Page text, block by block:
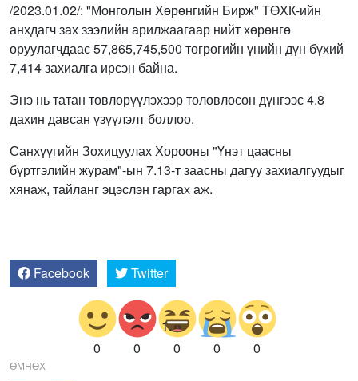
/2023.01.02/: "Монголын Хөрөнгийн Бирж" ТӨХК-ийн
анхдагч зах зээлийн арилжаагаар нийт хөрөнгө
оруулагчдаас 57,865,745,500 төгрөгийн үнийн дүн бүхий
7,414 захиалга ирсэн байна.
Энэ нь татан төвлөрүүлэхээр төлөвлөсөн дүнгээс 4.8
дахин давсан үзүүлэлт боллоо.
Санхүүгийн Зохицуулах Хорооны "Үнэт цаасны
бүртгэлийн журам"-ын 7.13-т заасны дагуу захиалгуудыг
хянаж, тайланг эцэслэн гаргах аж.
Facebook Twitter
0 0 0 0 0
ӨМНӨХ